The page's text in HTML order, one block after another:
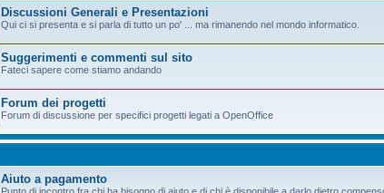
Discussioni Generali e Presentazioni
Qui ci si presenta e si parla di tutto un po' ... ma rimanendo nel mondo informatico.
Suggerimenti e commenti sul sito
Fateci sapere come stiamo andando
Forum dei progetti
Forum di discussione per specifici progetti legati a OpenOffice
Aiuto a pagamento
Punto di incontro fra chi ha bisogno di aiuto e di chi è disponibile a darlo dietro